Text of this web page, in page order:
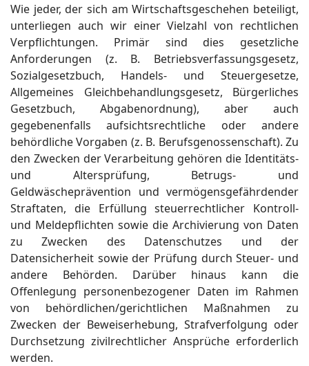
Wie jeder, der sich am Wirtschaftsgeschehen beteiligt,
unterliegen auch wir einer Vielzahl von rechtlichen
Verpflichtungen. Primär sind dies gesetzliche
Anforderungen (z. B. Betriebsverfassungsgesetz,
Sozialgesetzbuch, Handels- und Steuergesetze,
Allgemeines Gleichbehandlungsgesetz, Bürgerliches
Gesetzbuch, Abgabenordnung), aber auch
gegebenenfalls aufsichtsrechtliche oder andere
behördliche Vorgaben (z. B. Berufsgenossenschaft). Zu
den Zwecken der Verarbeitung gehören die Identitäts-
und Altersprüfung, Betrugs- und
Geldwäscheprävention und vermögensgefährdender
Straftaten, die Erfüllung steuerrechtlicher Kontroll-
und Meldepflichten sowie die Archivierung von Daten
zu Zwecken des Datenschutzes und der
Datensicherheit sowie der Prüfung durch Steuer- und
andere Behörden. Darüber hinaus kann die
Offenlegung personenbezogener Daten im Rahmen
von behördlichen/gerichtlichen Maßnahmen zu
Zwecken der Beweiserhebung, Strafverfolgung oder
Durchsetzung zivilrechtlicher Ansprüche erforderlich
werden.